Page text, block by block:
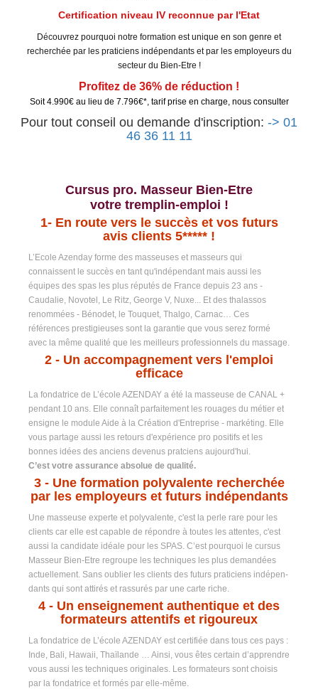
Certification niveau IV reconnue par l'Etat
Découvrez pourquoi notre formation est unique en son genre et
recherchée par les praticiens indépendants et par les employeurs du
secteur du Bien-Etre !
Profitez de 36% de réduction !
Soit 4.990€ au lieu de 7.796€*, tarif prise en charge, nous consulter
Pour tout conseil ou demande d'inscription: -> 01
46 36 11 11
Cursus pro. Masseur Bien-Etre
votre tremplin-emploi !
1- En route vers le succès et vos futurs
avis clients 5***** !
L’Ecole Azenday forme des masseuses et masseurs qui
connaissent le succès en tant qu'indépendant mais aussi les
équipes des spas les plus réputés de France depuis 23 ans -
Caudalie, Novotel, Le Ritz, George V, Nuxe... Et des thalassos
renommées - Bénodet, le Touquet, Thalgo, Carnac… Ces
références prestigieuses sont la garantie que vous serez formé
avec la même qualité que les meilleurs professionnels du massage.
2 - Un accompagnement vers l'emploi
efficace
La fondatrice de L’école AZENDAY a été la masseuse de CANAL +
pendant 10 ans. Elle connaît parfaitement les rouages du métier et
ensigne le module Aide à la Création d'Entreprise - markéting. Elle
vous partage aussi les retours d'expérience pro positifs et les
bonnes idées des anciens devenus pratciens aujourd'hui.
C’est votre assurance absolue de qualité.
3 - Une formation polyvalente recherchée
par les employeurs et futurs indépendants
Une masseuse experte et polyvalente, c'est la perle rare pour les
clients car elle est capable de répondre à toutes les attentes, c'est
aussi la candidate idéale pour les SPAS. C’est pourquoi le cursus
Masseur Bien-Etre regroupe les techniques les plus demandées
actuellement. Sans oublier les clients des futurs praticiens indépen-
dants qui sont attirés et rassurés par une carte riche.
4 - Un enseignement authentique et des
formateurs attentifs et rigoureux
La fondatrice de L’école AZENDAY est certifiée dans tous ces pays :
Inde, Bali, Hawaii, Thaïlande … Ainsi, vous êtes certain d’apprendre
vous aussi les techniques originales. Les formateurs sont choisis
par la fondatrice et formés par elle-même.